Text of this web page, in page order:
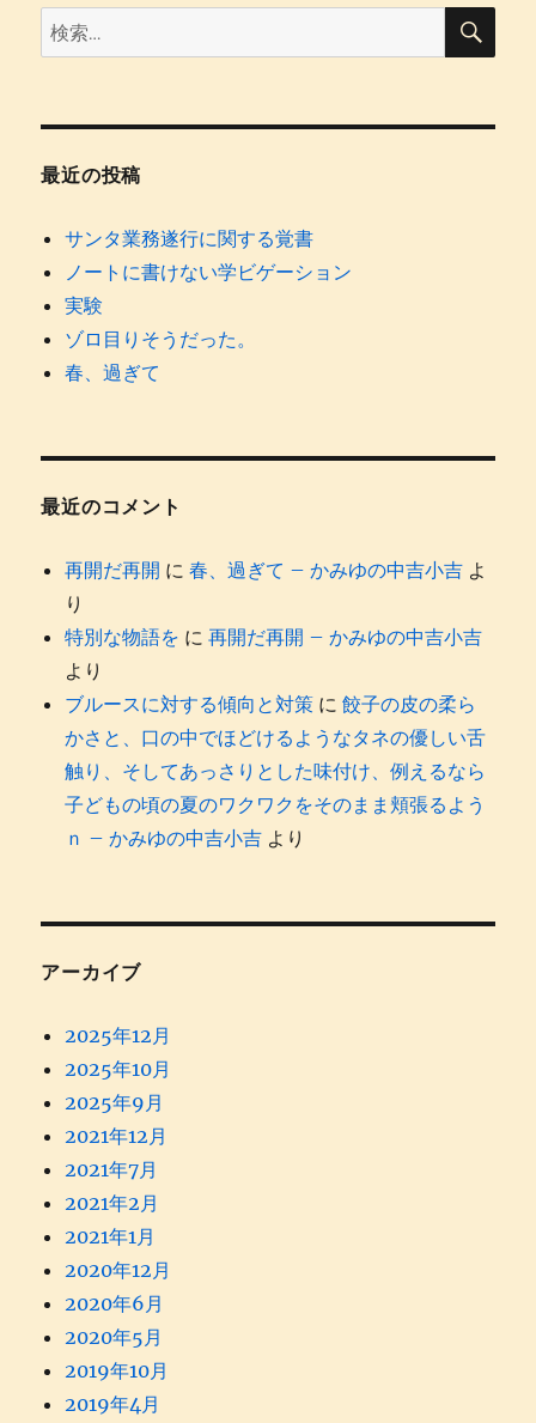
検
索:
検
最近の投稿
サンタ業務遂行に関する覚書
ノートに書けない学ビゲーション
実験
ゾロ目りそうだった。
春、過ぎて
最近のコメント
再開だ再開 に春、過ぎて – かみゆの中吉小吉 よ
り
特別な物語を に再開だ再開 – かみゆの中吉小吉
より
ブルースに対する傾向と対策 に餃子の皮の柔ら
かさと、口の中でほどけるようなタネの優しい舌
触り、そしてあっさりとした味付け、例えるなら
子どもの頃の夏のワクワクをそのまま頬張るよう
ｎ – かみゆの中吉小吉 より
アーカイブ
2025年12月
2025年10月
2025年9月
2021年12月
2021年7月
2021年2月
2021年1月
2020年12月
2020年6月
2020年5月
2019年10月
2019年4月